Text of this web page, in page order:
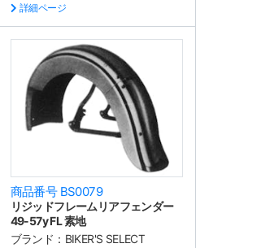
詳細ページ
商品番号 BS0079
リジッドフレームリアフェンダー
49-57y FL 素地
ブランド： BIKER'S SELECT